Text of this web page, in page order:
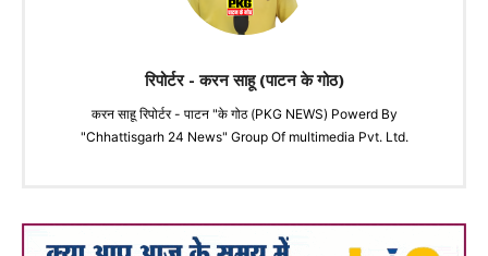
रिपोर्टर - करन साहू (पाटन के गोठ)
करन साहू रिपोर्टर - पाटन "के गोठ (PKG NEWS) Powerd By
"Chhattisgarh 24 News" Group Of multimedia Pvt. Ltd.